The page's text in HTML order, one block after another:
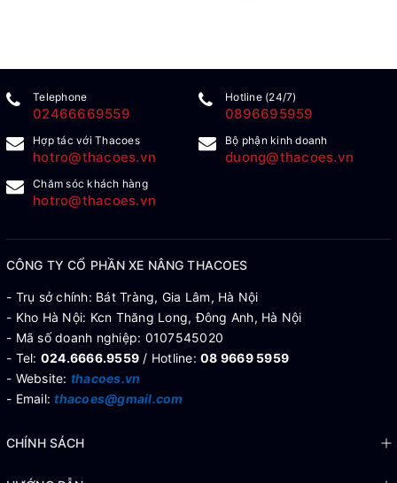
Telephone
02466669559
Hotline (24/7)
0896695959
Hợp tác với Thacoes
hotro@thacoes.vn
Bộ phận kinh doanh
duong@thacoes.vn
Chăm sóc khách hàng
hotro@thacoes.vn
CÔNG TY CỔ PHẦN XE NÂNG THACOES
- Trụ sở chính: Bát Tràng, Gia Lâm, Hà Nội
- Kho Hà Nội: Kcn Thăng Long, Đông Anh, Hà Nội
- Mã số doanh nghiệp: 0107545020
- Tel: 024.6666.9559 / Hotline: 08 9669 5959
- Website: thacoes.vn
- Email:thacoes@gmail.com
CHÍNH SÁCH